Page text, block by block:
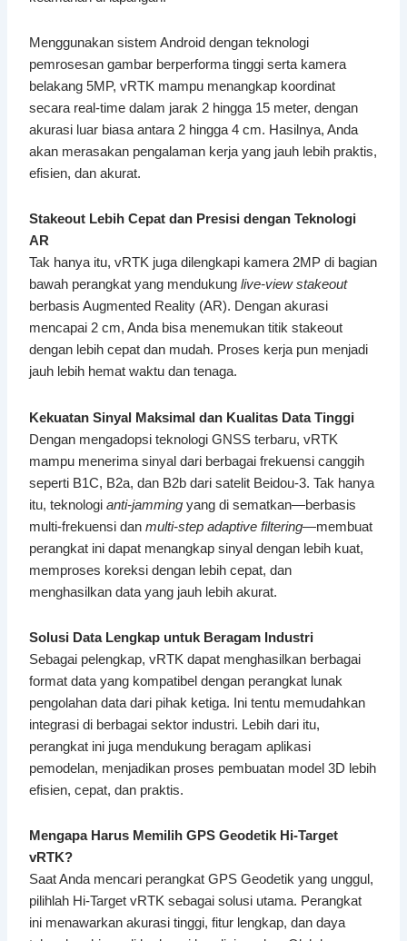
Menggunakan sistem Android dengan teknologi
pemrosesan gambar berperforma tinggi serta kamera
belakang 5MP, vRTK mampu menangkap koordinat
secara real-time dalam jarak 2 hingga 15 meter, dengan
akurasi luar biasa antara 2 hingga 4 cm. Hasilnya, Anda
akan merasakan pengalaman kerja yang jauh lebih praktis,
efisien, dan akurat.
Stakeout Lebih Cepat dan Presisi dengan Teknologi
AR
Tak hanya itu, vRTK juga dilengkapi kamera 2MP di bagian
bawah perangkat yang mendukunglive-view stakeout
berbasis Augmented Reality (AR). Dengan akurasi
mencapai 2 cm, Anda bisa menemukan titik stakeout
dengan lebih cepat dan mudah. Proses kerja pun menjadi
jauh lebih hemat waktu dan tenaga.
Kekuatan Sinyal Maksimal dan Kualitas Data Tinggi
Dengan mengadopsi teknologi GNSS terbaru, vRTK
mampu menerima sinyal dari berbagai frekuensi canggih
seperti B1C, B2a, dan B2b dari satelit Beidou-3. Tak hanya
itu, teknologianti-jamming yang di sematkan—berbasis
multi-frekuensi danmulti-step adaptive filtering—membuat
perangkat ini dapat menangkap sinyal dengan lebih kuat,
memproses koreksi dengan lebih cepat, dan
menghasilkan data yang jauh lebih akurat.
Solusi Data Lengkap untuk Beragam Industri
Sebagai pelengkap, vRTK dapat menghasilkan berbagai
format data yang kompatibel dengan perangkat lunak
pengolahan data dari pihak ketiga. Ini tentu memudahkan
integrasi di berbagai sektor industri. Lebih dari itu,
perangkat ini juga mendukung beragam aplikasi
pemodelan, menjadikan proses pembuatan model 3D lebih
efisien, cepat, dan praktis.
Mengapa Harus Memilih GPS Geodetik Hi-Target
vRTK?
Saat Anda mencari perangkat GPS Geodetik yang unggul,
pilihlah Hi-Target vRTK sebagai solusi utama. Perangkat
ini menawarkan akurasi tinggi, fitur lengkap, dan daya